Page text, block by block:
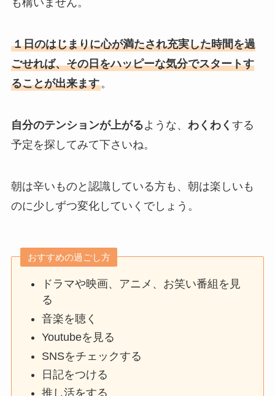
も構いません。
１日のはじまりに心が満たされ充実した時間を過
ごせれば、その日をハッピーな気分でスタートす
ることが出来ます。
自分のテンションが上がるような、 わくわく する
予定を探してみて下さいね。
朝は辛いものと認識している方も、朝は楽しいも
のに少しずつ変化していくでしょう。
おすすめの過ごし方
ドラマや映画、アニメ、お笑い番組を見
る
音楽を聴く
Youtubeを見る
SNSをチェックする
日記をつける
推し活をする